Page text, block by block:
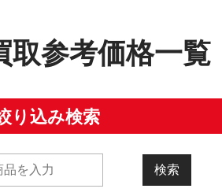
参考価格一覧
り込み検索